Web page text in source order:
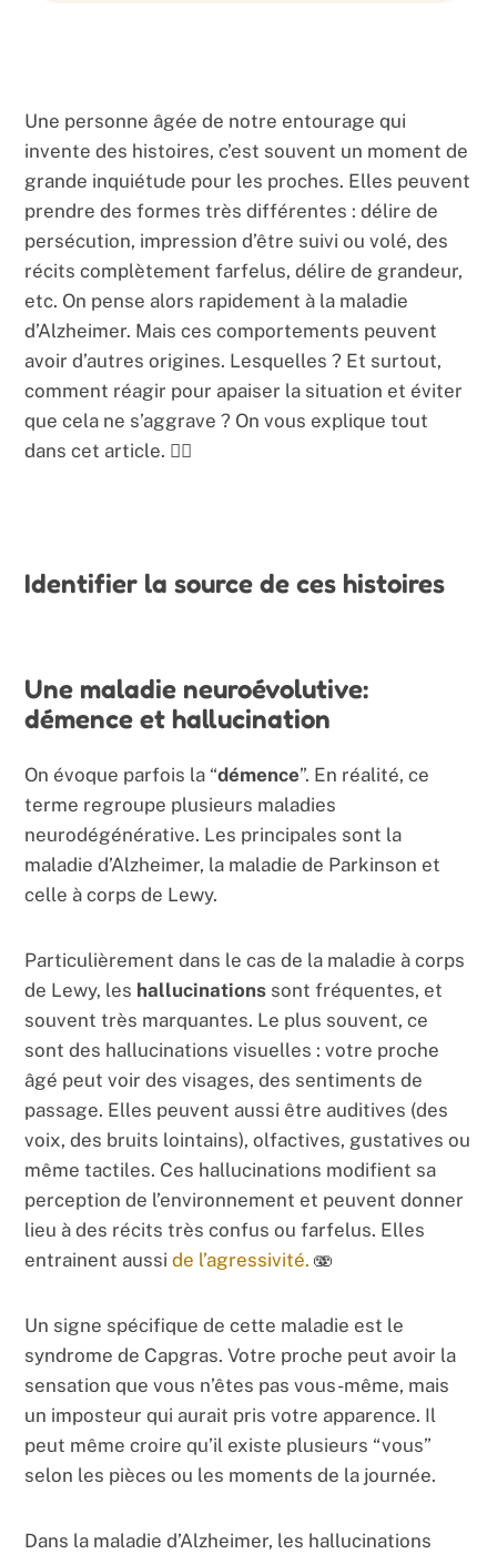
Une personne âgée de notre entourage qui
invente des histoires, c’est souvent un moment de
grande inquiétude pour les proches. Elles peuvent
prendre des formes très différentes : délire de
persécution, impression d’être suivi ou volé, des
récits complètement farfelus, délire de grandeur,
etc. On pense alors rapidement à la maladie
d’Alzheimer. Mais ces comportements peuvent
avoir d’autres origines. Lesquelles ? Et surtout,
comment réagir pour apaiser la situation et éviter
que cela ne s’aggrave ? On vous explique tout
dans cet article. 😵‍💫
Identifier la source de ces histoires
Une maladie neuroévolutive:
démence et hallucination
On évoque parfois la “démence”. En réalité, ce
terme regroupe plusieurs maladies
neurodégénérative. Les principales sont la
maladie d’Alzheimer, la maladie de Parkinson et
celle à corps de Lewy.
Particulièrement dans le cas de la maladie à corps
de Lewy, les hallucinations sont fréquentes, et
souvent très marquantes. Le plus souvent, ce
sont des hallucinations visuelles : votre proche
âgé peut voir des visages, des sentiments de
passage. Elles peuvent aussi être auditives (des
voix, des bruits lointains), olfactives, gustatives ou
même tactiles. Ces hallucinations modifient sa
perception de l’environnement et peuvent donner
lieu à des récits très confus ou farfelus. Elles
entrainent ausside l’agressivité. 🫨
Un signe spécifique de cette maladie est le
syndrome de Capgras. Votre proche peut avoir la
sensation que vous n’êtes pas vous-même, mais
un imposteur qui aurait pris votre apparence. Il
peut même croire qu’il existe plusieurs “vous”
selon les pièces ou les moments de la journée.
Dans la maladie d’Alzheimer, les hallucinations